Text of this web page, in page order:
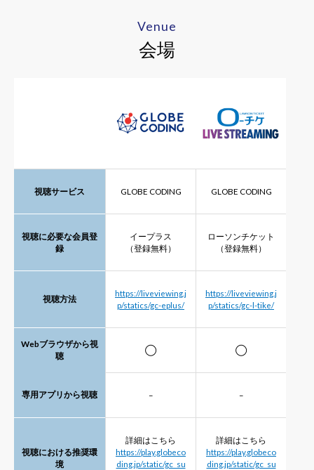
Venue
会場
視聴サービス GLOBE CODING GLOBE CODING
視聴に必要な会員登
録
イープラス
（登録無料）
ローソンチケット
（登録無料）
視聴方法
https://liveviewing.j
p/statics/gc-eplus/
https://liveviewing.j
p/statics/gc-l-tike/
Webブラウザから視
聴
◯ ◯
専用アプリから視聴 – –
視聴における推奨環
境
詳細はこちら
https://play.globeco
ding.jp/static/gc_su
詳細はこちら
https://play.globeco
ding.jp/static/gc_su